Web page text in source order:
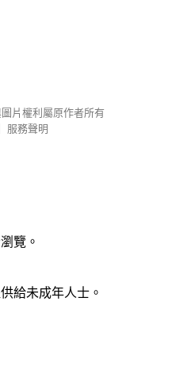
片權利屬原作者所有
服務聲明
覽。
給未成年人士。